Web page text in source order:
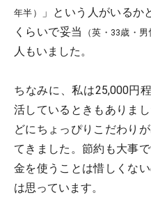
年半）
」という人がいるか
くらいで妥当
（英・33歳・
人もいました。
ちなみに、私は25,000円
活しているときもありま
どにちょっぴりこだわり
てきました。節約も大事
金を使うことは惜しくな
は思っています。